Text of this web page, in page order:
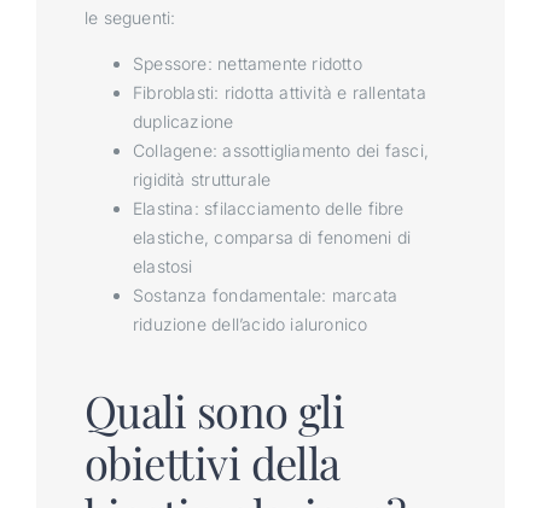
le seguenti:
Spessore: nettamente ridotto
Fibroblasti: ridotta attività e rallentata
duplicazione
Collagene: assottigliamento dei fasci,
rigidità strutturale
Elastina: sfilacciamento delle fibre
elastiche, comparsa di fenomeni di
elastosi
Sostanza fondamentale: marcata
riduzione dell’acido ialuronico
Quali sono gli
obiettivi della